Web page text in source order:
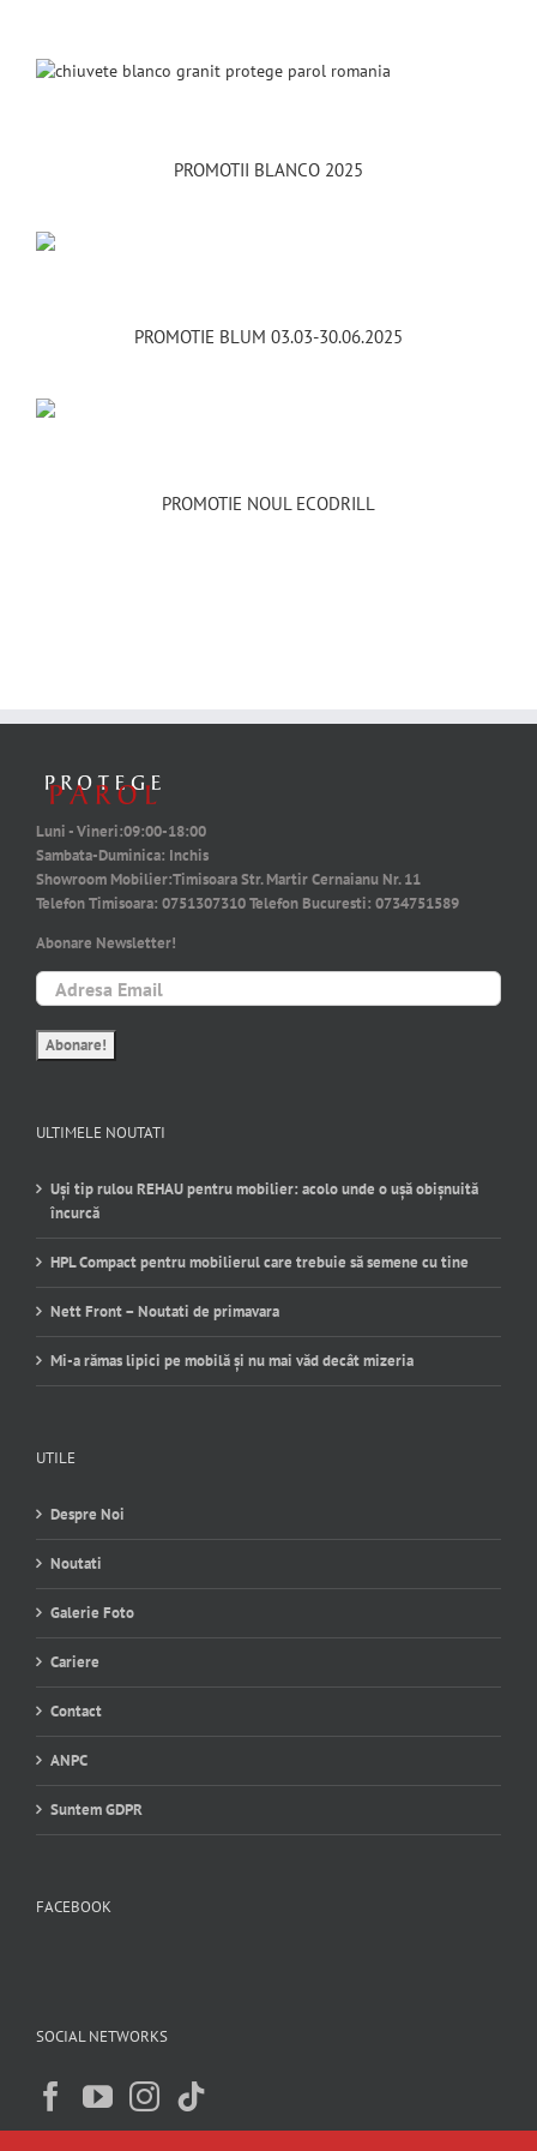
PROMOTII BLANCO 2025
PROMOTIE BLUM 03.03-30.06.2025
PROMOTIE NOUL ECODRILL
Luni - Vineri:09:00-18:00
Sambata-Duminica: Inchis
Showroom Mobilier:Timisoara Str. Martir Cernaianu Nr. 11
Telefon Timisoara: 0751307310Telefon Bucuresti: 0734751589
Abonare Newsletter!
ULTIMELE NOUTATI
Uși tip rulou REHAU pentru mobilier: acolo unde o ușă obișnuită
încurcă
HPL Compact pentru mobilierul care trebuie să semene cu tine
Nett Front – Noutati de primavara
Mi-a rămas lipici pe mobilă și nu mai văd decât mizeria
UTILE
Despre Noi
Noutati
Galerie Foto
Cariere
Contact
ANPC
Suntem GDPR
FACEBOOK
SOCIAL NETWORKS